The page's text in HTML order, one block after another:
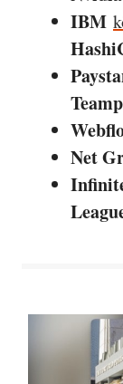
IBM
Net